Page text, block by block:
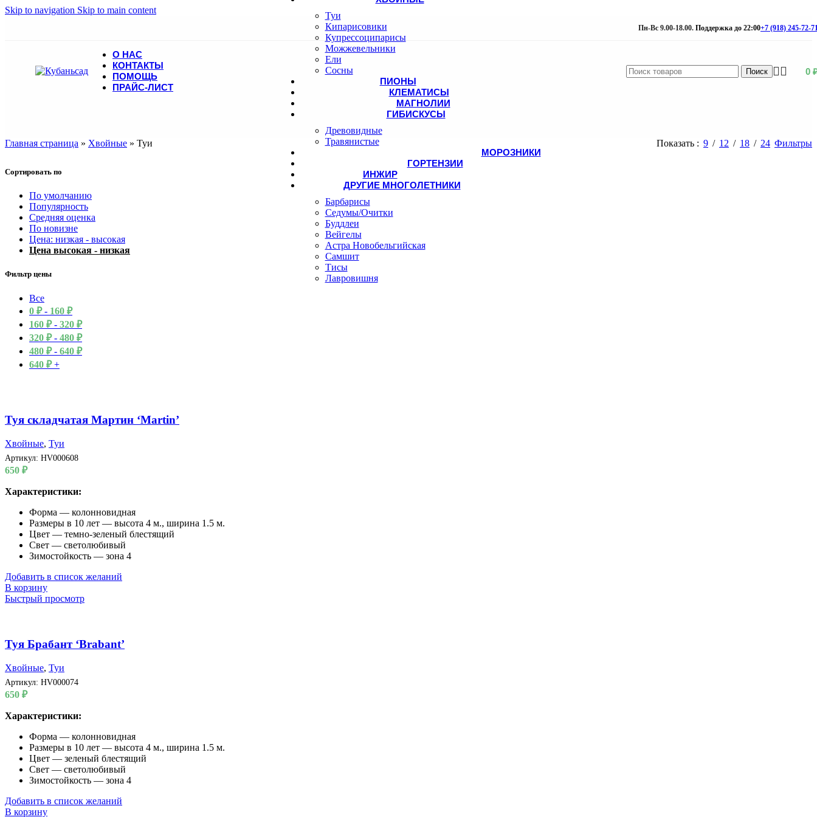
Skip to navigation Skip to main content
Пн-Вс 9.00-18.00. Поддержка до 22:00+7 (918) 245-72-
О НАС
КОНТАКТЫ
ПОМОЩЬ
ПРАЙС-ЛИСТ
Поиск 0
Туи
Кипарисовики
Купрессоципарисы
Можжевельники
Ели
Сосны
ПИОНЫ
КЛЕМАТИСЫ
МАГНОЛИИ
ГИБИСКУСЫ
Древовидные
Травянистые
МОРОЗНИКИ
ГОРТЕНЗИИ
ИНЖИР
ДРУГИЕ МНОГОЛЕТНИКИ
Барбарисы
Седумы/Очитки
Буддлеи
Вейгелы
Астра Новобельгийская
Самшит
Тисы
Лавровишня
Главная страница » Хвойные » Туи Показать 9 12 18 24 Фильтры
Сортировать по
По умолчанию
Популярность
Средняя оценка
По новизне
Цена: низкая - высокая
Цена высокая - низкая
Фильтр цены
Все
0 ₽- 160 ₽
160 ₽- 320 ₽
320 ₽- 480 ₽
480 ₽- 640 ₽
640 ₽+
Туя складчатая Мартин ‘Martin’
Хвойные, Туи
Артикул: HV000608
650 ₽
Характеристики:
Форма — колонновидная
Размеры в 10 лет — высота 4 м., ширина 1.5 м.
Цвет — темно-зеленый блестящий
Свет — светолюбивый
Зимостойкость — зона 4
Добавить в список желаний
В корзину
Быстрый просмотр
Туя Брабант ‘Brabant’
Хвойные, Туи
Артикул: HV000074
650 ₽
Характеристики:
Форма — колонновидная
Размеры в 10 лет — высота 4 м., ширина 1.5 м.
Цвет — зеленый блестящий
Свет — светолюбивый
Зимостойкость — зона 4
Добавить в список желаний
В корзину